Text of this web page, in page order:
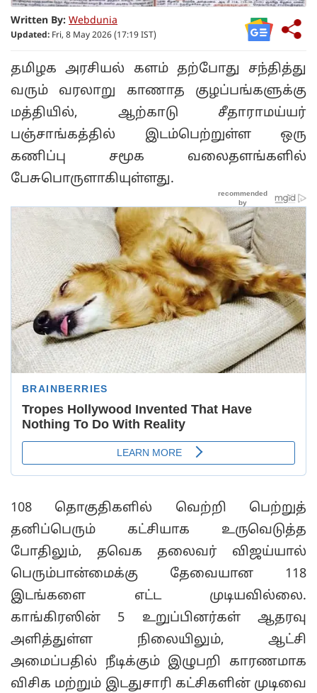
Written By: Webdunia
Updated: Fri, 8 May 2026 (17:19 IST)
தமிழக அரசியல் களம் தற்போது சந்தித்து
வரும் வரலாறு காணாத குழப்பங்களுக்கு
மத்தியில், ஆற்காடு சீதாராமய்யர்
பஞ்சாங்கத்தில் இடம்பெற்றுள்ள ஒரு
கணிப்பு சமூக வலைதளங்களில்
பேசுபொருளாகியுள்ளது.
108 தொகுதிகளில் வெற்றி பெற்றுத்
தனிப்பெரும் கட்சியாக உருவெடுத்த
போதிலும், தவெக தலைவர் விஜய்யால்
பெரும்பான்மைக்கு தேவையான 118
இடங்களை எட்ட முடியவில்லை.
காங்கிரஸின் 5 உறுப்பினர்கள் ஆதரவு
அளித்துள்ள நிலையிலும், ஆட்சி
அமைப்பதில் நீடிக்கும் இழுபறி காரணமாக
விசிக மற்றும் இடதுசாரி கட்சிகளின் முடிவை